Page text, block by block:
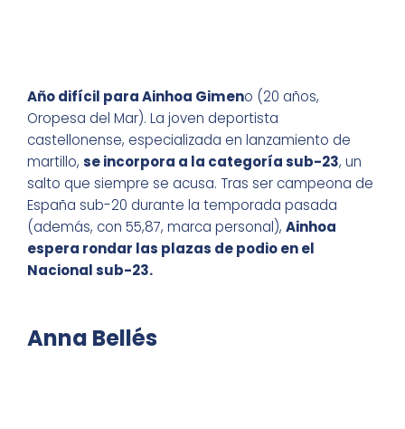
Año difícil para Ainhoa Gimeno (20 años,
Oropesa del Mar). La joven deportista
castellonense, especializada en lanzamiento de
martillo, se incorpora a la categoría sub-23, un
salto que siempre se acusa. Tras ser campeona de
España sub-20 durante la temporada pasada
(además, con 55,87, marca personal), Ainhoa
espera rondar las plazas de podio en el
Nacional sub-23.
Anna Bellés